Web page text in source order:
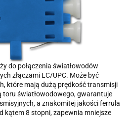
do połączenia światłowodów
złączami LC/UPC. Może być
które mają dużą prędkość transmisji
toru światłowodowego, gwarantuje
a znakomitej jakości ferrula
kątem 8 stopni, zapewnia mniejsze